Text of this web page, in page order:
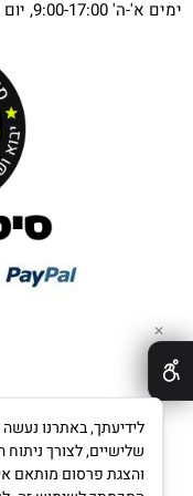
ימים א'-ה' 9:00-17:00, יום ו' וערבי חג 9:00-13:00
✕
שלישיים, לצורך
והצגת פרסום מותאם